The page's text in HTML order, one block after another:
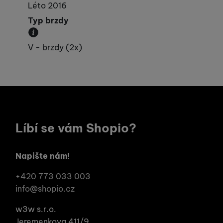
určujeme počet
Léto 2016
Typ brzdy
Popisuje typ a počet brzd.
V - brzdy (2x)
Líbí se vám Shopio?
Napište nám!
+420 773 033 003
info@shopio.cz
w3w s.r.o.